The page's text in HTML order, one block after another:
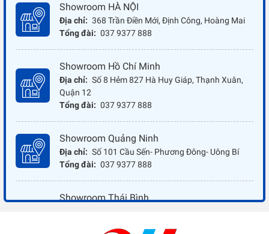
Showroom HÀ NỘI
Địa chỉ: 368 Trần Điền Mới, Định Công, Hoàng Mai
Tổng đài: 037 9377 888
Showroom Hồ Chí Minh
Địa chỉ: Số 8 Hẻm 827 Hà Huy Giáp, Thạnh Xuân,
Quận 12
Tổng đài: 037 9377 888
Showroom Quảng Ninh
Địa chỉ: Số 101 Cầu Sến- Phương Đông- Uông Bí
Tổng đài: 037 9377 888
Showroom Thái Bình